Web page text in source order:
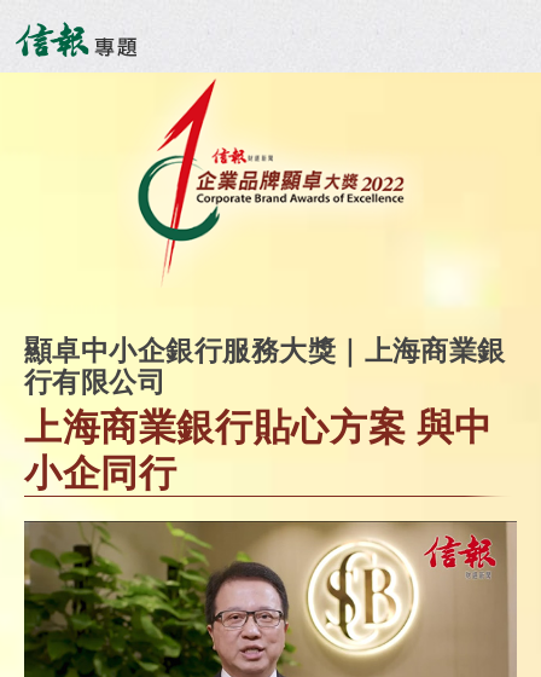
顯卓中小企銀行服務大獎｜上海商業銀
行有限公司
上海商業銀行貼心方案 與中
小企同行